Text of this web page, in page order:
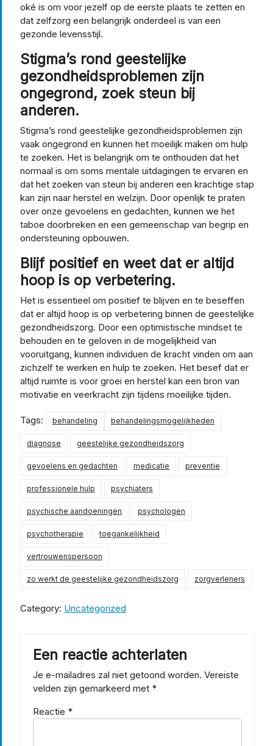
oké is om voor jezelf op de eerste plaats te zetten en
dat zelfzorg een belangrijk onderdeel is van een
gezonde levensstijl.
Stigma’s rond geestelijke
gezondheidsproblemen zijn
ongegrond, zoek steun bij
anderen.
Stigma’s rond geestelijke gezondheidsproblemen zijn
vaak ongegrond en kunnen het moeilijk maken om hulp
te zoeken. Het is belangrijk om te onthouden dat het
normaal is om soms mentale uitdagingen te ervaren en
dat het zoeken van steun bij anderen een krachtige stap
kan zijn naar herstel en welzijn. Door openlijk te praten
over onze gevoelens en gedachten, kunnen we het
taboe doorbreken en een gemeenschap van begrip en
ondersteuning opbouwen.
Blijf positief en weet dat er altijd
hoop is op verbetering.
Het is essentieel om positief te blijven en te beseffen
dat er altijd hoop is op verbetering binnen de geestelijke
gezondheidszorg. Door een optimistische mindset te
behouden en te geloven in de mogelijkheid van
vooruitgang, kunnen individuen de kracht vinden om aan
zichzelf te werken en hulp te zoeken. Het besef dat er
altijd ruimte is voor groei en herstel kan een bron van
motivatie en veerkracht zijn tijdens moeilijke tijden.
Tags: behandeling behandelingsmogelijkheden
diagnose geestelijke gezondheidszorg
gevoelens en gedachten medicatie preventie
professionele hulp psychiaters
psychische aandoeningen psychologen
psychotherapie toegankelijkheid
vertrouwenspersoon
zo werkt de geestelijke gezondheidszorg zorgverleners
Category: Uncategorized
Een reactie achterlaten
Je e-mailadres zal niet getoond worden. Vereiste
velden zijn gemarkeerd met *
Reactie *